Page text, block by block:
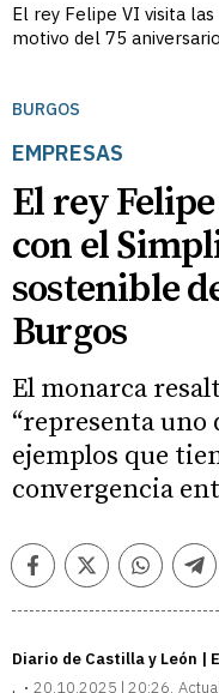
El rey Felipe VI visita
motivo del 75
BURGOS
EMPRESAS
El rey
con el
sostenible
Burgos
El monarca
“representa uno
ejemplos que
convergencia
FacebookTwitter
Diario de Castilla y León |
.
20.10.2025 | 20:26